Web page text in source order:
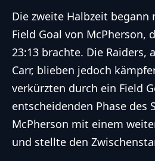
Die zweite Halbzeit
Field Goal von McPherson,
23:13 brachte. Die Raiders,
Carr, blieben jedoch
verkürzten durch ein Field
entscheidenden Phase des
McPherson mit einem
und stellte den